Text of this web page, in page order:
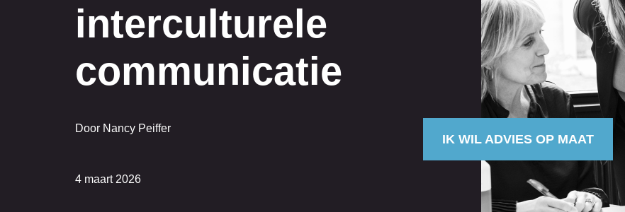
interculturele
communicatie
Door Nancy Peiffer
4 maart 2026
IK WIL ADVIES OP MAAT